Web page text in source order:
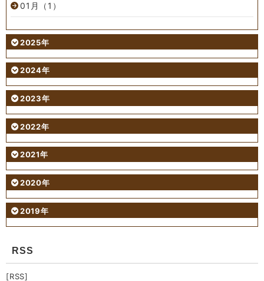
01月（1）
2025年
2024年
2023年
2022年
2021年
2020年
2019年
RSS
[RSS]